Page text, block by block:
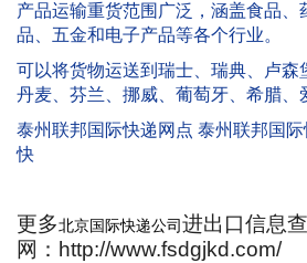
产品运输重货范围广泛，涵盖食品、
品、五金和电子产品等各个行业。
可以将货物运送到瑞士、瑞典、卢森
丹麦、芬兰、挪威、葡萄牙、希腊、
泰州联邦国际快递网点 泰州联邦国
快
更多北京国际快递公司进出口信息
网：http://www.fsdgjkd.com/